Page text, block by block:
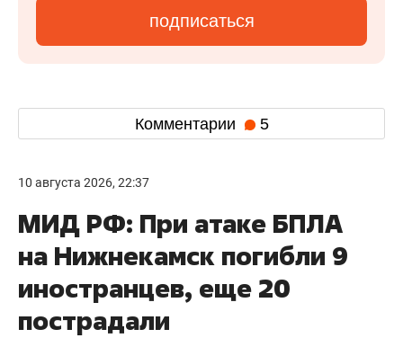
подписаться
Комментарии 5
10 августа 2026, 22:37
МИД РФ: При атаке БПЛА
на Нижнекамск погибли 9
иностранцев, еще 20
пострадали